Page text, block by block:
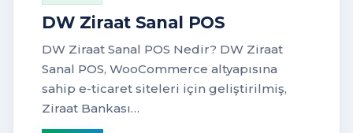
DW Ziraat Sanal POS
DW Ziraat Sanal POS Nedir? DW Ziraat
Sanal POS, WooCommerce altyapısına
sahip e-ticaret siteleri için geliştirilmiş,
Ziraat Bankası…